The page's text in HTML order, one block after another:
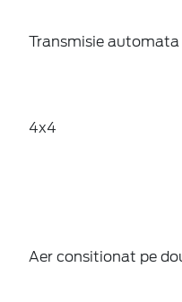
Transmisie automata
4x4
Aer consitionat pe